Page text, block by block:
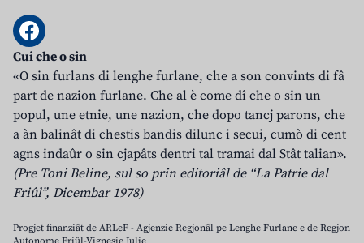
Cui che o sin
«O sin furlans di lenghe furlane, che a son convints di fâ
part de nazion furlane. Che al è come dî che o sin un
popul, une etnie, une nazion, che dopo tancj parons, che
a àn balinât di chestis bandis dilunc i secui, cumò di cent
agns indaûr o sin cjapâts dentri tal tramai dal Stât talian».
(Pre Toni Beline, sul so prin editoriâl de “La Patrie dal
Friûl”, Dicembar 1978)
Progjet finanziât de ARLeF - Agjenzie Regjonâl pe Lenghe Furlane e de Regjon